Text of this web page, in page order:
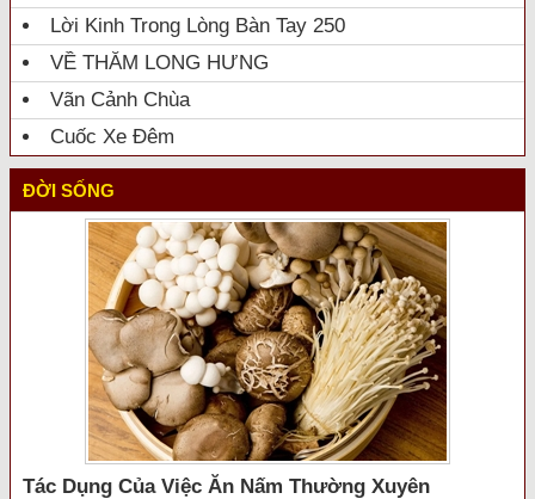
Lời Kinh Trong Lòng Bàn Tay 250
VỀ THĂM LONG HƯNG
Vãn Cảnh Chùa
Cuốc Xe Đêm
ĐỜI SỐNG
Tác Dụng Của Việc Ăn Nấm Thường Xuyên